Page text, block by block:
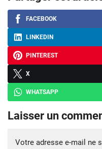
FACEBOOK
LINKEDIN
PINTEREST
X
WHATSAPP
Laisser un
Votre adresse e-mail ne